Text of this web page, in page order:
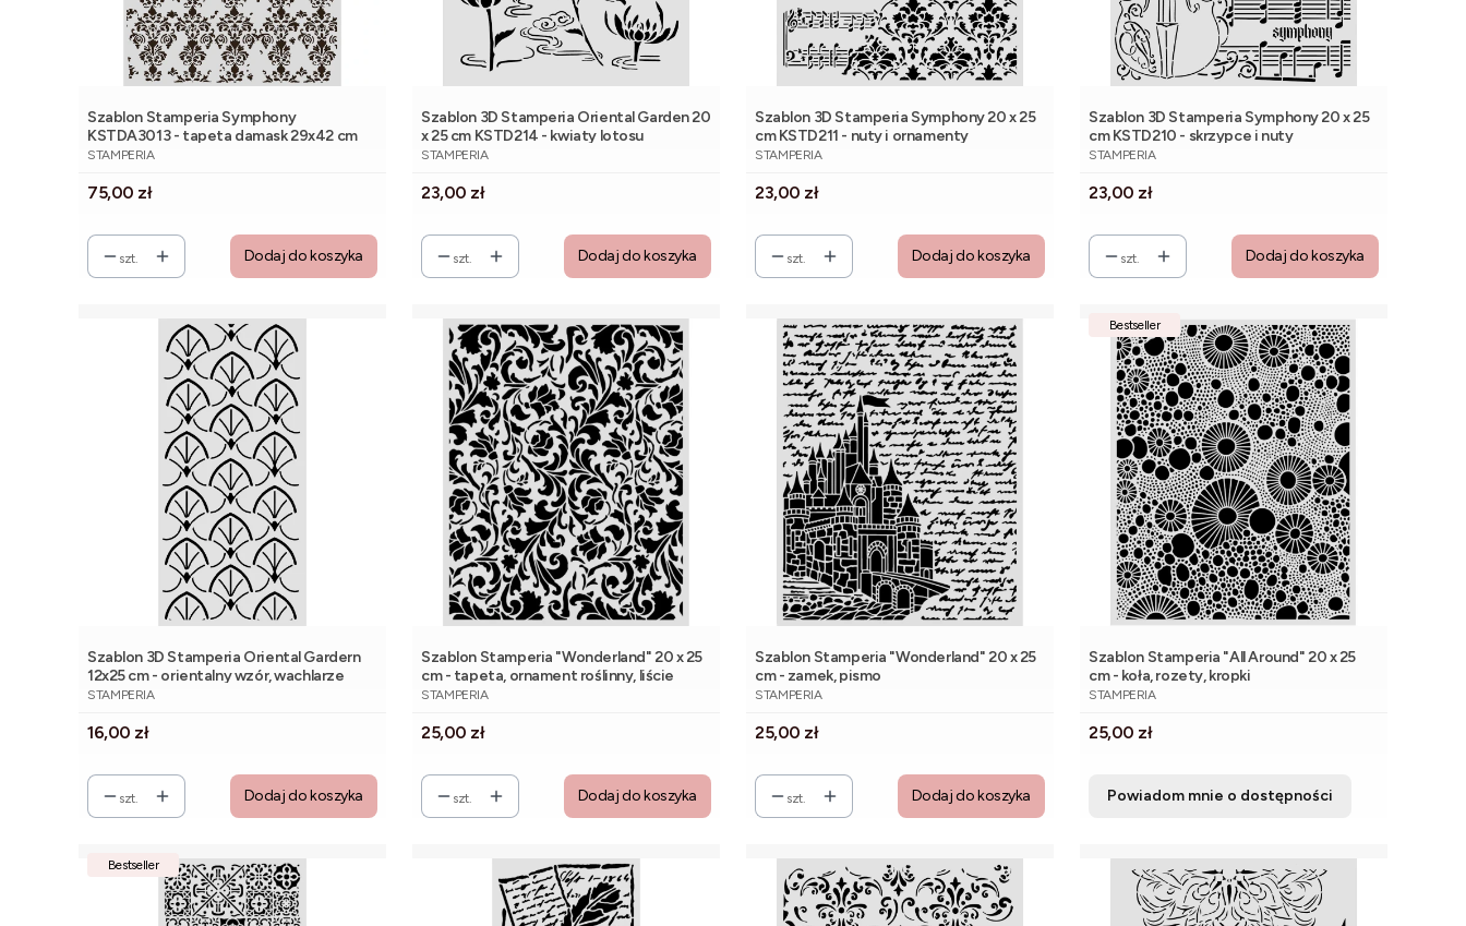
Szablon Stamperia Symphony
KSTDA3013 - tapeta damask 29x42 cm
PRODUCENT
STAMPERIA
Cena
75,00 zł
szt. Dodaj do koszyka
Szablon 3D Stamperia Oriental Garden 20
x 25 cm KSTD214 - kwiaty lotosu
PRODUCENT
STAMPERIA
Cena
23,00 zł
szt. Dodaj do koszyka
Szablon 3D Stamperia Symphony 20 x 25
cm KSTD211 - nuty i ornamenty
PRODUCENT
STAMPERIA
Cena
23,00 zł
szt. Dodaj do koszyka
Szablon 3D Stamperia Symphony 20 x 25
cm KSTD210 - skrzypce i nuty
PRODUCENT
STAMPERIA
Cena
23,00 zł
szt. Dodaj do koszyka
Szablon 3D Stamperia Oriental Gardern
12x25 cm - orientalny wzór, wachlarze
PRODUCENT
STAMPERIA
Cena
16,00 zł
szt. Dodaj do koszyka
Szablon Stamperia "Wonderland" 20 x 25
cm - tapeta, ornament roślinny, liście
PRODUCENT
STAMPERIA
Cena
25,00 zł
szt. Dodaj do koszyka
Szablon Stamperia "Wonderland" 20 x 25
cm - zamek, pismo
PRODUCENT
STAMPERIA
Cena
25,00 zł
szt. Dodaj do koszyka
Bestseller
Szablon Stamperia "All Around" 20 x 25
cm - koła, rozety, kropki
PRODUCENT
STAMPERIA
Cena
25,00 zł
Powiadom mnie o dostępności
Bestseller